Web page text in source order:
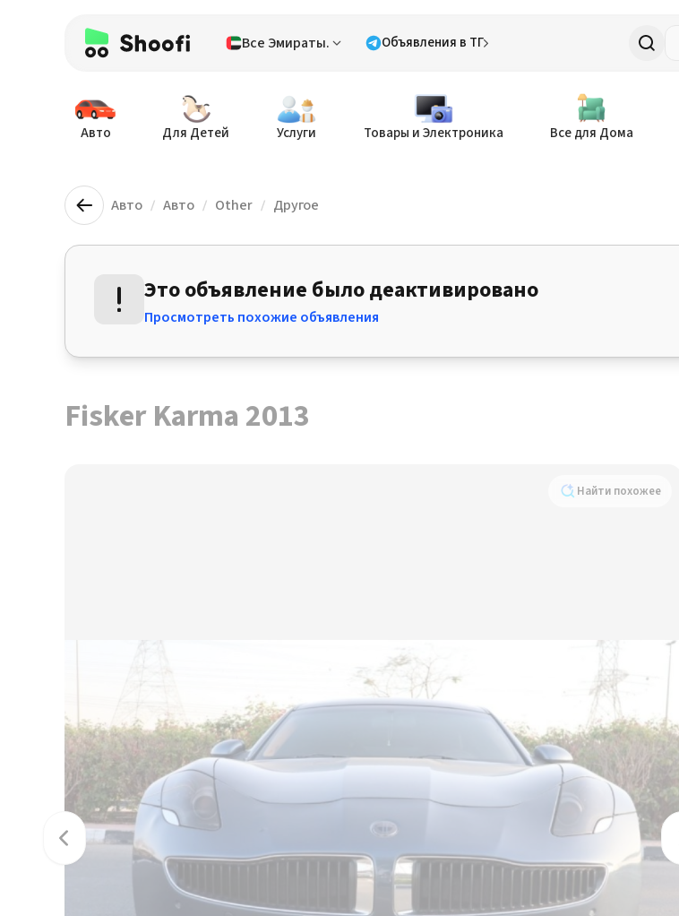
Все Эмираты. Объявления в ТГ
Авто Для Детей Услуги Товары и Электроника Все для Дома
Авто Авто Other Другое
Это объявление было деактивировано
Просмотреть похожие объявления
Fisker Karma 2013
Найти похожее